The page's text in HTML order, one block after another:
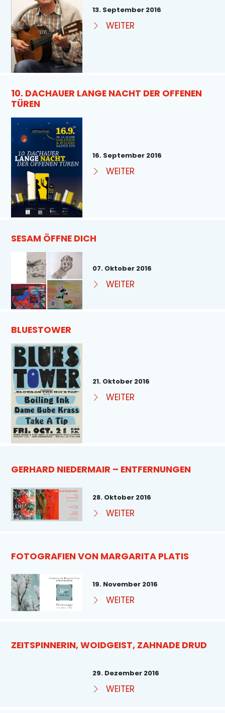
13. September 2016
WEITER
10. DACHAUER LANGE NACHT DER OFFENEN
TÜREN
16. September 2016
WEITER
SESAM ÖFFNE DICH
07. Oktober 2016
WEITER
BLUESTOWER
21. Oktober 2016
WEITER
GERHARD NIEDERMAIR – ENTFERNUNGEN
28. Oktober 2016
WEITER
FOTOGRAFIEN VON MARGARITA PLATIS
19. November 2016
WEITER
ZEITSPINNERIN, WOIDGEIST, ZAHNADE DRUD
29. Dezember 2016
WEITER